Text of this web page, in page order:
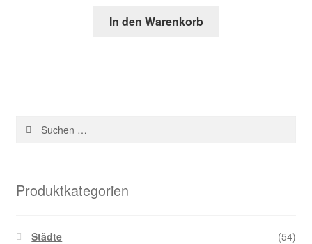
In den Warenkorb
nach:
Produktkategorien
Städte
(54)